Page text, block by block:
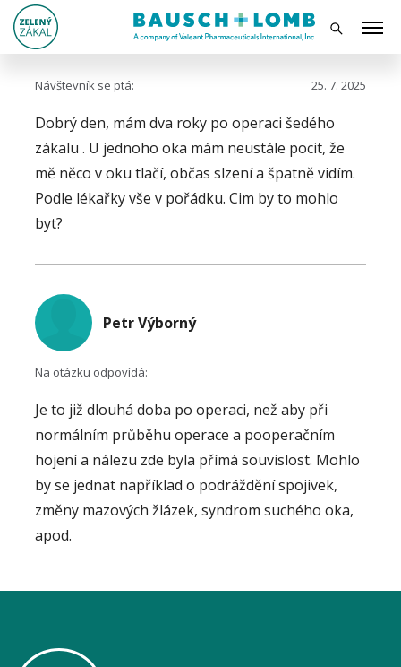
Návštevník se ptá: 25. 7. 2025
Dobrý den, mám dva roky po operaci šedého
zákalu . U jednoho oka mám neustále pocit, že
mě něco v oku tlačí, občas slzení a špatně vidím.
Podle lékařky vše v pořádku. Cim by to mohlo
byt?
Petr Výborný
Na otázku odpovídá:
Je to již dlouhá doba po operaci, než aby při
normálním průběhu operace a pooperačním
hojení a nálezu zde byla přímá souvislost. Mohlo
by se jednat například o podráždění spojivek,
změny mazových žlázek, syndrom suchého oka,
apod.